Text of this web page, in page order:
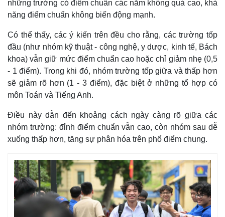
những trường có điểm chuẩn các năm không quá cao, khả
năng điểm chuẩn không biến động mạnh.
Có thể thấy, các ý kiến trên đều cho rằng, các trường tốp
đầu (như nhóm kỹ thuật - công nghệ, y dược, kinh tế, Bách
khoa) vẫn giữ mức điểm chuẩn cao hoặc chỉ giảm nhẹ (0,5
- 1 điểm). Trong khi đó, nhóm trường tốp giữa và thấp hơn
sẽ giảm rõ hơn (1 - 3 điểm), đặc biệt ở những tổ hợp có
môn Toán và Tiếng Anh.
Điều này dẫn đến khoảng cách ngày càng rõ giữa các
nhóm trường: đỉnh điểm chuẩn vẫn cao, còn nhóm sau dễ
xuống thấp hơn, tăng sự phân hóa trên phổ điểm chung.